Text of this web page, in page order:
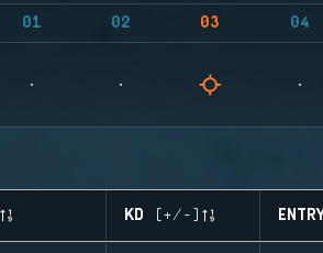
01 02 03 04
KD (+/-)